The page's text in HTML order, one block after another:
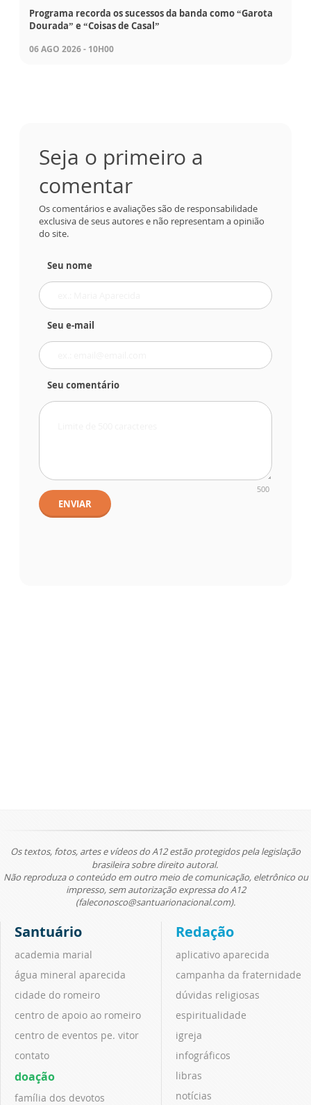
Programa recorda os sucessos da banda como “Garota
Dourada” e “Coisas de Casal”
06 AGO 2026 - 10H00
Seja o primeiro a
comentar
Os comentários e avaliações são de responsabilidade
exclusiva de seus autores e não representam a opinião
do site.
Seu nome
Seu e-mail
Seu comentário
500
ENVIAR
Os textos, fotos, artes e vídeos do A12 estão protegidos pela legislação
brasileira sobre direito autoral.
Não reproduza o conteúdo em outro meio de comunicação, eletrônico ou
impresso, sem autorização expressa do A12
(faleconosco@santuarionacional.com).
Santuário
academia marial
água mineral aparecida
cidade do romeiro
centro de apoio ao romeiro
centro de eventos pe. vitor
contato
doação
família dos devotos
Redação
aplicativo aparecida
campanha da fraternidade
dúvidas religiosas
espiritualidade
igreja
infográficos
libras
notícias